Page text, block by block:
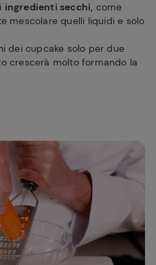
ingredienti secchi, come
mescolare quelli liquidi e solo
dei cupcake solo per due
crescerà molto formando la